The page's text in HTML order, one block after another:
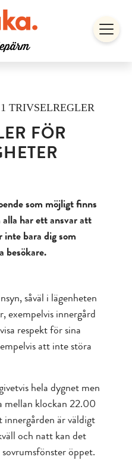
TRIVSELREGLER
FÖR
som möjligt finns
har ett ansvar att
inte bara dig som
besökare.
såväl i lägenheten
exempelvis innergård
respekt för sina
att inte störa
hela dygnet men
mellan klockan 22.00
är väldigt
och natt kan det
öppet.